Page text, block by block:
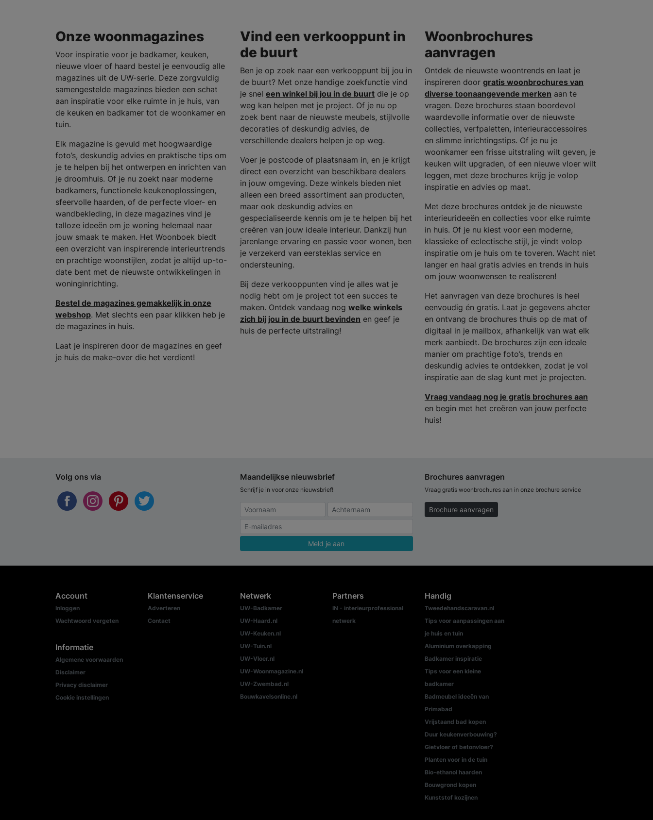
Onze woonmagazines
Voor inspiratie voor je badkamer, keuken,
nieuwe vloer of haard bestel je eenvoudig alle
magazines uit de UW-serie. Deze zorgvuldig
samengestelde magazines bieden een schat
aan inspiratie voor elke ruimte in je huis, van
de keuken en badkamer tot de woonkamer en
tuin.
Elk magazine is gevuld met hoogwaardige
foto’s, deskundig advies en praktische tips om
je te helpen bij het ontwerpen en inrichten van
je droomhuis. Of je nu zoekt naar moderne
badkamers, functionele keukenoplossingen,
sfeervolle haarden, of de perfecte vloer- en
wandbekleding, in deze magazines vind je
talloze ideeën om je woning helemaal naar
jouw smaak te maken. Het Woonboek biedt
een overzicht van inspirerende interieurtrends
en prachtige woonstijlen, zodat je altijd up-to-
date bent met de nieuwste ontwikkelingen in
woninginrichting.
Bestel de magazines gemakkelijk in onze
webshop. Met slechts een paar klikken heb je
de magazines in huis.
Laat je inspireren door de magazines en geef
je huis de make-over die het verdient!
Vind een verkooppunt in
de buurt
Ben je op zoek naar een verkooppunt bij jou in
de buurt? Met onze handige zoekfunctie vind
je snel een winkel bij jou in de buurtdie je op
weg kan helpen met je project. Of je nu op
zoek bent naar de nieuwste meubels, stijlvolle
decoraties of deskundig advies, de
verschillende dealers helpen je op weg.
Voer je postcode of plaatsnaam in, en je krijgt
direct een overzicht van beschikbare dealers
in jouw omgeving. Deze winkels bieden niet
alleen een breed assortiment aan producten,
maar ook deskundig advies en
gespecialiseerde kennis om je te helpen bij het
creëren van jouw ideale interieur. Dankzij hun
jarenlange ervaring en passie voor wonen, ben
je verzekerd van eersteklas service en
ondersteuning.
Bij deze verkooppunten vind je alles wat je
nodig hebt om je project tot een succes te
maken. Ontdek vandaag nog welke winkels
zich bij jou in de buurt bevinden en geef je
huis de perfecte uitstraling!
Woonbrochures
aanvragen
Ontdek de nieuwste woontrends en laat je
inspireren door gratis woonbrochures van
diverse toonaangevende merken aan te
vragen. Deze brochures staan boordevol
waardevolle informatie over de nieuwste
collecties, verfpaletten, interieuraccessoires
en slimme inrichtingstips. Of je nu je
woonkamer een frisse uitstraling wilt geven, je
keuken wilt upgraden, of een nieuwe vloer wilt
leggen, met deze brochures krijg je volop
inspiratie en advies op maat.
Met deze brochures ontdek je de nieuwste
interieurideeën en collecties voor elke ruimte
in huis. Of je nu kiest voor een moderne,
klassieke of eclectische stijl, je vindt volop
inspiratie om je huis om te toveren. Wacht niet
langer en haal gratis advies en trends in huis
om jouw woonwensen te realiseren!
Het aanvragen van deze brochures is heel
eenvoudig én gratis. Laat je gegevens ahcter
en ontvang de brochures thuis op de mat of
digitaal in je mailbox, afhankelijk van wat elk
merk aanbiedt. De brochures zijn een ideale
manier om prachtige foto’s, trends en
deskundig advies te ontdekken, zodat je vol
inspiratie aan de slag kunt met je projecten.
Vraag vandaag nog je gratis brochures aan
en begin met het creëren van jouw perfecte
huis!
Volg ons via Maandelijkse nieuwsbrief
Schrijf je in voor onze nieuwsbrief!
Meld je aan
Brochures aanvragen
Vraag gratis woonbrochures aan in onze brochure service
Brochure aanvragen
Account
Inloggen
Wachtwoord vergeten
Informatie
Algemene voorwaarden
Disclaimer
Privacy disclaimer
Cookie instellingen
Klantenservice
Adverteren
Contact
Netwerk
UW-Badkamer
UW-Haard.nl
UW-Keuken.nl
UW-Tuin.nl
UW-Vloer.nl
UW-Woonmagazine.nl
UW-Zwembad.nl
Bouwkavelsonline.nl
Partners
IN - interieurprofessional
netwerk
Handig
Tweedehandscaravan.nl
Tips voor aanpassingen aan
je huis en tuin
Aluminium overkapping
Badkamer inspiratie
Tips voor een kleine
badkamer
Badmeubel ideeën van
Primabad
Vrijstaand bad kopen
Duur keukenverbouwing?
Gietvloer of betonvloer?
Planten voor in de tuin
Bio-ethanol haarden
Bouwgrond kopen
Kunststof kozijnen